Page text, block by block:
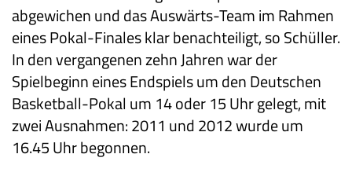
abgewichen und das Auswärts-Team im Rahmen
eines Pokal-Finales klar benachteiligt, so Schüller.
In den vergangenen zehn Jahren war der
Spielbeginn eines Endspiels um den Deutschen
Basketball-Pokal um 14 oder 15 Uhr gelegt, mit
zwei Ausnahmen: 2011 und 2012 wurde um
16.45 Uhr begonnen.